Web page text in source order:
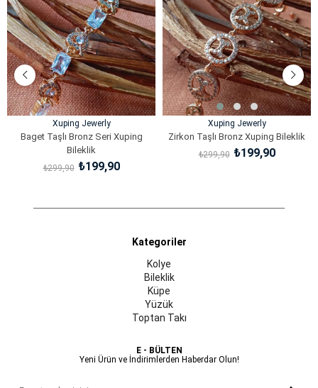
%33İndirim
Xuping Jewerly
Baget Taşlı Bronz Seri Xuping
Bileklik
₺199,90
₺299,90
%33İndirim
Xuping Jewerly
Zirkon Taşlı Bronz Xuping Bileklik
₺199,90
₺299,90
Kategoriler
Kolye
Bileklik
Küpe
Yüzük
Toptan Takı
E - BÜLTEN
Yeni Ürün ve İndirimlerden Haberdar Olun!